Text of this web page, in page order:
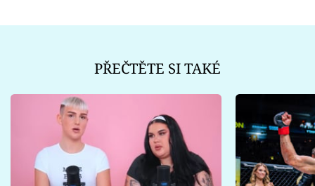
PŘEČTĚTE SI TAKÉ